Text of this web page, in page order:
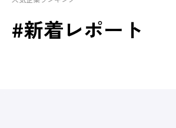
#新着レポート